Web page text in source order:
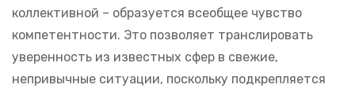
коллективной – образуется всеобщее чувство
компетентности. Это позволяет транслировать
уверенность из известных сфер в свежие,
непривычные ситуации, поскольку подкрепляется